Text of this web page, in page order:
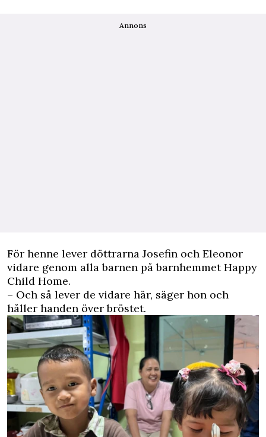
Annons
För henne lever döttrarna Josefin och Eleonor
vidare genom alla barnen på barnhemmet Happy
Child Home.
– Och så lever de vidare här, säger hon och
håller handen över bröstet.